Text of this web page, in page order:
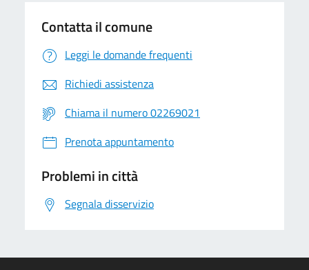
Contatta il comune
Leggi le domande frequenti
Richiedi assistenza
Chiama il numero 02269021
Prenota appuntamento
Problemi in città
Segnala disservizio